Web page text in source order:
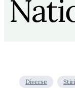
Diverse Stiri